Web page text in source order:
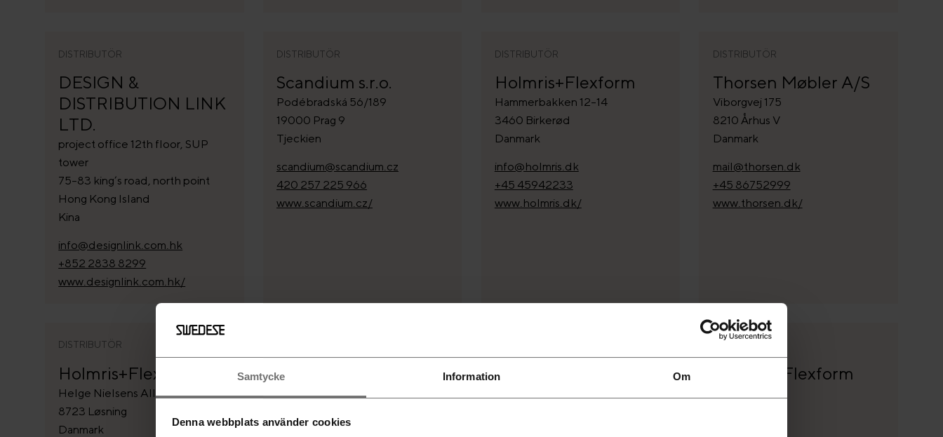
Samtycke Information Om
Denna webbplats använder cookies
DISTRIBUTÖR
DESIGN &
DISTRIBUTION LINK
LTD.
project office 12th floor, SUP
tower
75-83 king’s road, north point
Hong Kong Island
Kina
info@designlink.com.hk
+852 2838 8299
www.designlink.com.hk/
DISTRIBUTÖR
Scandium s.r.o.
Podébradská 56/189
19000 Prag 9
Tjeckien
scandium@scandium.cz
420 257 225 966
www.scandium.cz/
DISTRIBUTÖR
Holmris+Flexform
Hammerbakken 12-14
3460 Birkerød
Danmark
info@holmris.dk
+45 45942233
www.holmris.dk/
DISTRIBUTÖR
Thorsen Møbler A/S
Viborgvej 175
8210 Århus V
Danmark
mail@thorsen.dk
+45 86752999
www.thorsen.dk/
DISTRIBUTÖR
Holmris+Flexform
Helge Nielsens Allé 7
8723 Løsning
Danmark
Lewel Plus
Storegade 44
Danmark
Botium Holmris+Flexform